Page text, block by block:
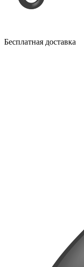
Бесплатная доставка